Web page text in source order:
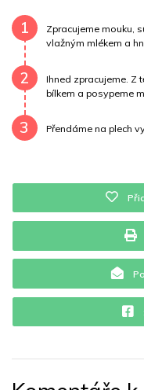
Draslík
Vitamín B120 mg
Vitamín E0.2 mg
1
Zpracujeme mouku,
vlažným mlékem a
2
Ihned zpracujeme. Z
bílkem a posypeme
3 Přendáme na plech